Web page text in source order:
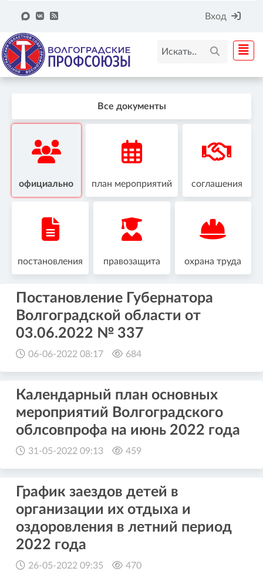
Вход
Все документы
официально план мероприятий соглашения
постановления правозащита охрана труда
Постановление Губернатора
Волгоградской области от
03.06.2022 № 337
06-06-2022 08:17 684
Календарный план основных
мероприятий Волгоградского
облсовпрофа на июнь 2022 года
31-05-2022 09:13 459
График заездов детей в
организации их отдыха и
оздоровления в летний период
2022 года
26-05-2022 09:35 470